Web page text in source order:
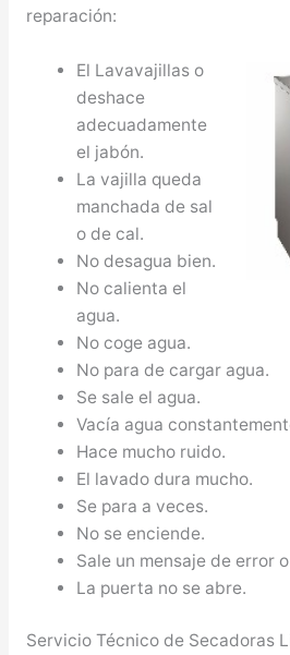
reparación:
El Lavavajillas o
deshace
adecuadamente
el jabón.
La vajilla queda
manchada de sal
o de cal.
No desagua bien.
No calienta el
agua.
No coge agua.
No para de cargar agua.
Se sale el agua.
Vacía agua
Hace mucho ruido.
El lavado dura mucho.
Se para a veces.
No se enciende.
Sale un mensaje de error
La puerta no se abre.
Servicio Técnico de Secadoras